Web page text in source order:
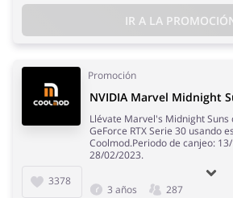
IR A LA
Promoción
3378
NVIDIA Marvel Midnight
Llévate Marvel's Midnight Suns
GeForce RTX Serie 30 usando
Coolmod.Periodo de canjeo:
28/02/2023.
3 años 287